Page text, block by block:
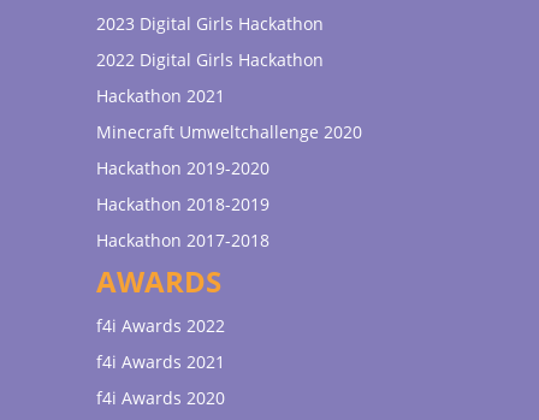
2023 Digital Girls Hackathon
2022 Digital Girls Hackathon
Hackathon 2021
Minecraft Umweltchallenge 2020
Hackathon 2019-2020
Hackathon 2018-2019
Hackathon 2017-2018
AWARDS
f4i Awards 2022
f4i Awards 2021
f4i Awards 2020